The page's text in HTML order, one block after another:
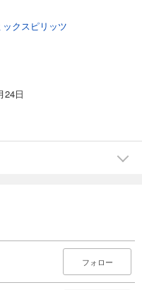
ックスピリッツ
24日
フォロー